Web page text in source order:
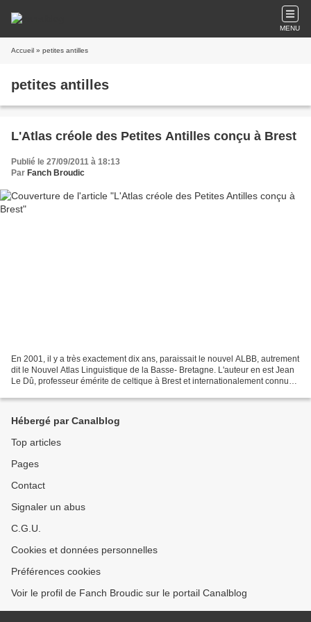
MENU
Accueil » petites antilles
petites antilles
L'Atlas créole des Petites Antilles conçu à Brest
Publié le 27/09/2011 à 18:13
Par Fanch Broudic
En 2001, il y a très exactement dix ans, paraissait le nouvel ALBB, autrement
dit le Nouvel Atlas Linguistique de la Basse- Bretagne. L'auteur en est Jean
Le Dû, professeur émérite de celtique à Brest et internationalement connu
Hébergé par Canalblog
Top articles
Pages
Contact
Signaler un abus
C.G.U.
Cookies et données personnelles
Préférences cookies
Voir le profil de Fanch Broudic sur le portail Canalblog